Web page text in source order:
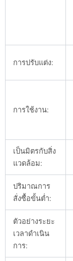
การปรับแต่ง:
การใช้งาน:
เป็นมิตรกับสิ่ง
แวดล้อม:
ปริมาณการ
สั่งซื้อขั้นต่ำ:
ตัวอย่างระยะ
เวลาดำเนิน
การ: